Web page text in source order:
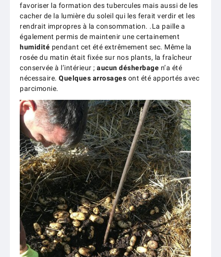
favoriser la formation des tubercules mais aussi de les
cacher de la lumière du soleil qui les ferait verdir et les
rendrait impropres à la consommation. .La paille a
également permis de maintenir une certainement
humidité pendant cet été extrêmement sec. Même la
rosée du matin était fixée sur nos plants, la fraîcheur
conservée à l’intérieur ; aucun désherbage n’a été
nécessaire. Quelques arrosages ont été apportés avec
parcimonie.